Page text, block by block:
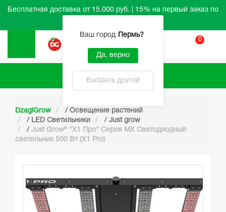
Бесплатная доставка от 15.000 руб. | 15% на первый заказ по
Ваш город Пермь?
Да, верно
Выбрать другой
0
Каталог
DzagiGrow / Освещение растений
/ LED Светильники / Just grow
/ Just Grow® "Х1 Про" Серия MX Светодиодный
светильник 500 Вт (X1 Pro)